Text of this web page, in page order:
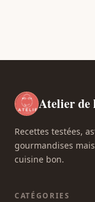
Atelier de
Recettes testées,
gourmandises
cuisine bon.
CATÉGORIES